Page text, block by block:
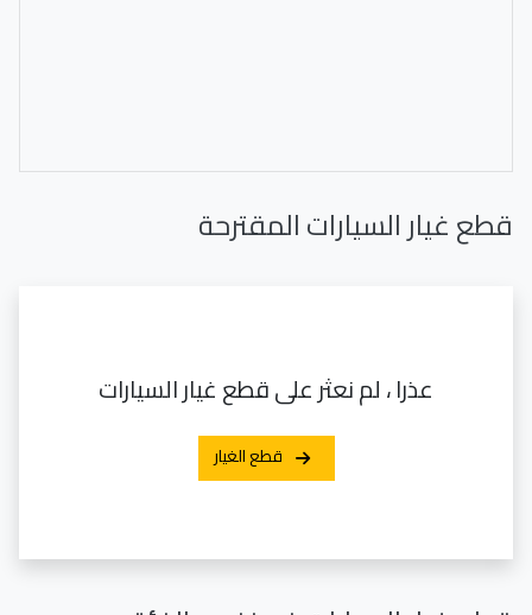
قطع غيار السيارات المقترحة
عذرا ، لم نعثر على قطع غيار السيارات
قطع الغيار